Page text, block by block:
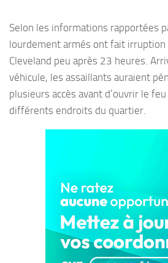
Selon les informations rapportées
lourdement armés ont fait irruption
Cleveland peu après 23 heures.
véhicule, les assaillants auraient
plusieurs accès avant d’ouvrir le
différents endroits du quartier.